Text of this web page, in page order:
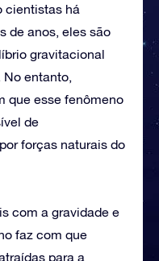
cientistas há
de anos, eles são
gravitacional
No entanto,
que esse fenômeno
de
forças naturais do
com a gravidade e
faz com que
para a